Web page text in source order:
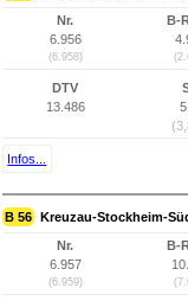
Nr.
6.956
(6.958)
B-
DTV
13.486
Infos...
B 56 Kreuzau-Stockheim-
Nr.
6.957
(6.959)
B-